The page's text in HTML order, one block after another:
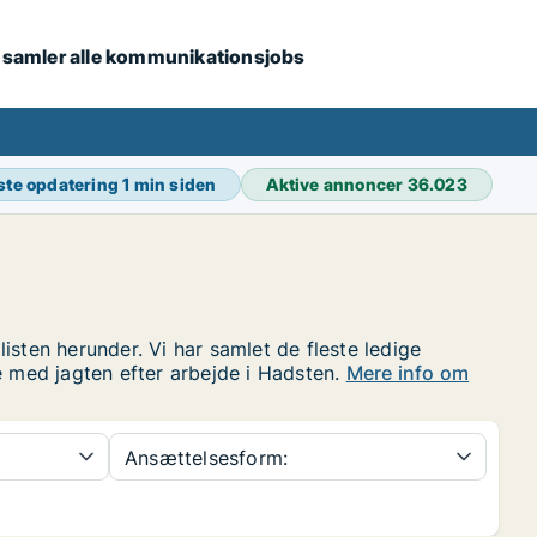
alle kommunikationsjobs
opdatering1 min siden Aktive annoncer 36.023
herunder. Vi har samlet de fleste ledige
jagten efter arbejde i Hadsten. Mere info om
Ansættelsesform: